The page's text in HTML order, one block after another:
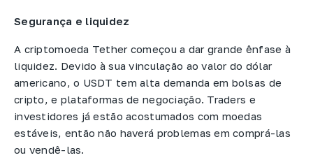
Segurança e liquidez
A criptomoeda Tether começou a dar grande ênfase à
liquidez. Devido à sua vinculação ao valor do dólar
americano, o USDT tem alta demanda em bolsas de
cripto, e plataformas de negociação. Traders e
investidores já estão acostumados com moedas
estáveis, então não haverá problemas em comprá-las
ou vendê-las.